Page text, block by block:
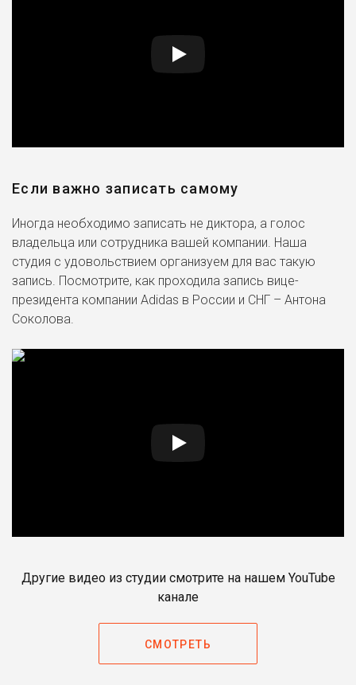
Если важно записать самому
Иногда необходимо записать не диктора, а голос
владельца или сотрудника вашей компании. Наша
студия с удовольствием организуем для вас такую
запись. Посмотрите, как проходила запись вице-
президента компании Adidas в России и СНГ – Антона
Соколова.
Другие видео из студии смотрите на нашем YouTube
канале
СМОТРЕТЬ